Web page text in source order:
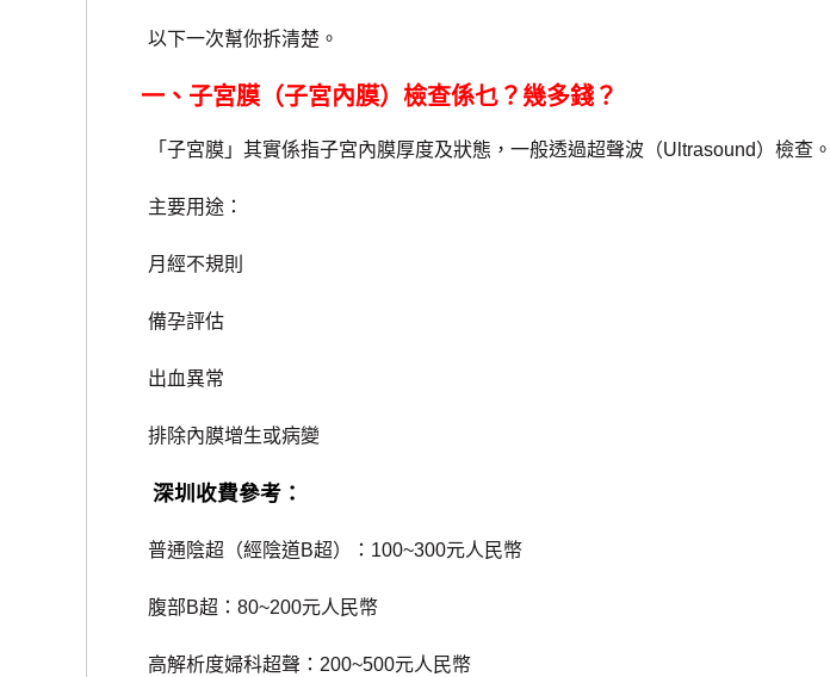
以下一次幫你拆清楚。
一、子宮膜（子宮內膜）檢查係乜？幾多錢？
「子宮膜」其實係指子宮內膜厚度及狀態，一般透過超聲波（Ultrasound）檢查。
主要用途：
月經不規則
備孕評估
出血異常
排除內膜增生或病變
深圳收費參考：
普通陰超（經陰道B超）：100~300元人民幣
腹部B超：80~200元人民幣
高解析度婦科超聲：200~500元人民幣